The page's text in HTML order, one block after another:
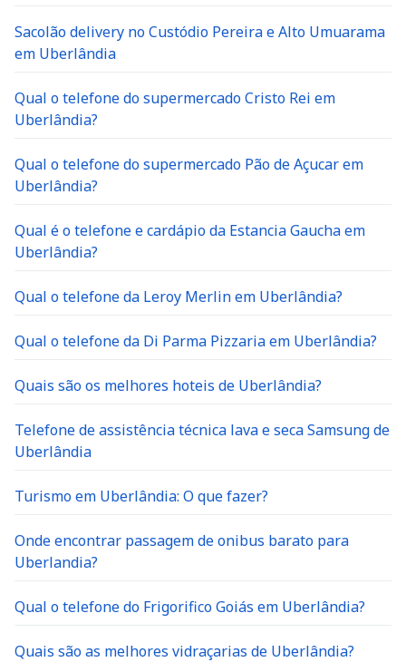
Sacolão delivery no Custódio Pereira e Alto Umuarama
em Uberlândia
Qual o telefone do supermercado Cristo Rei em
Uberlândia?
Qual o telefone do supermercado Pão de Açucar em
Uberlândia?
Qual é o telefone e cardápio da Estancia Gaucha em
Uberlândia?
Qual o telefone da Leroy Merlin em Uberlândia?
Qual o telefone da Di Parma Pizzaria em Uberlândia?
Quais são os melhores hoteis de Uberlândia?
Telefone de assistência técnica lava e seca Samsung de
Uberlândia
Turismo em Uberlândia: O que fazer?
Onde encontrar passagem de onibus barato para
Uberlandia?
Qual o telefone do Frigorifico Goiás em Uberlândia?
Quais são as melhores vidraçarias de Uberlândia?